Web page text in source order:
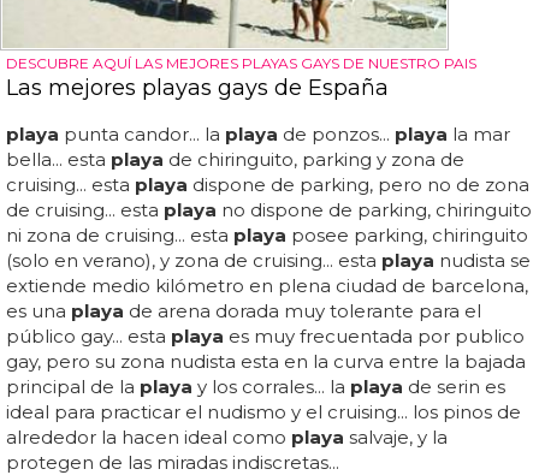
DESCUBRE AQUÍ LAS MEJORES PLAYAS GAYS DE NUESTRO PAIS
Las mejores playas gays de España
playa punta candor... la playa de ponzos... playa la mar
bella... esta playa de chiringuito, parking y zona de
cruising... esta playa dispone de parking, pero no de zona
de cruising... esta playa no dispone de parking, chiringuito
ni zona de cruising... esta playa posee parking, chiringuito
(solo en verano), y zona de cruising... esta playa nudista se
extiende medio kilómetro en plena ciudad de barcelona,
es una playa de arena dorada muy tolerante para el
público gay... esta playa es muy frecuentada por publico
gay, pero su zona nudista esta en la curva entre la bajada
principal de la playa y los corrales... la playa de serin es
ideal para practicar el nudismo y el cruising... los pinos de
alrededor la hacen ideal como playa salvaje, y la
protegen de las miradas indiscretas...